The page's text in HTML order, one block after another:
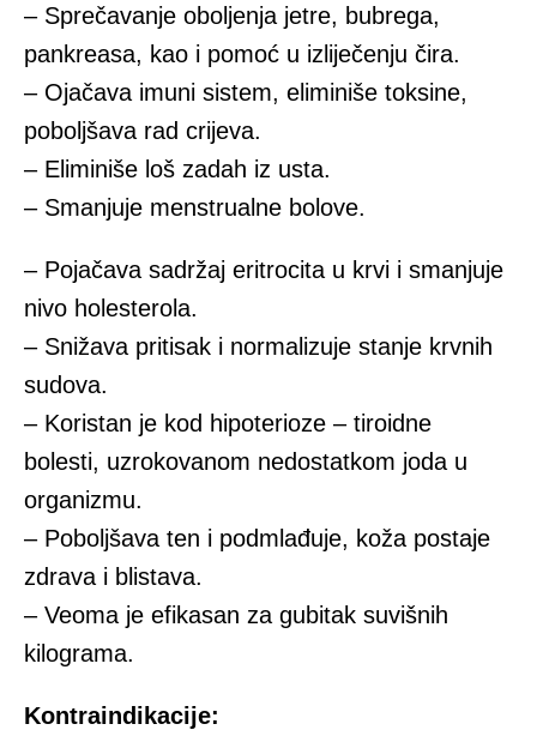
– Sprečavanje oboljenja jetre, bubrega,
pankreasa, kao i pomoć u izliječenju čira.
– Ojačava imuni sistem, eliminiše toksine,
poboljšava rad crijeva.
– Eliminiše loš zadah iz usta.
– Smanjuje menstrualne bolove.
– Pojačava sadržaj eritrocita u krvi i smanjuje
nivo holesterola.
– Snižava pritisak i normalizuje stanje krvnih
sudova.
– Koristan je kod hipoterioze – tiroidne
bolesti, uzrokovanom nedostatkom joda u
organizmu.
– Poboljšava ten i podmlađuje, koža postaje
zdrava i blistava.
– Veoma je efikasan za gubitak suvišnih
kilograma.
Kontraindikacije: